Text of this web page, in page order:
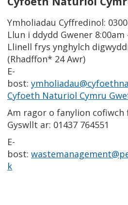
Ymholiadau Cyffredinol:
Llun i ddydd Gwener 8:00am
Llinell frys ynghylch
(Rhadffon* 24 Awr)
E-
bost:
Cyfoeth Naturiol Cymru
Am ragor o fanylion cofiwch
Gyswllt ar: 01437 764551
E-
bost:
k